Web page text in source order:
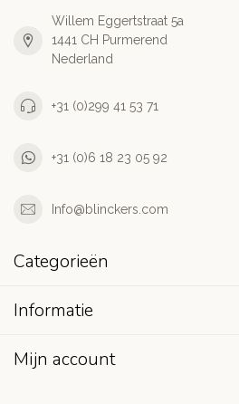
Willem Eggertstraat 5a
1441 CH Purmerend
Nederland
+31 (0)299 41 53 71
+31 (0)6 18 23 05 92
Info@blinckers.com
Categorieën
Informatie
Mijn account